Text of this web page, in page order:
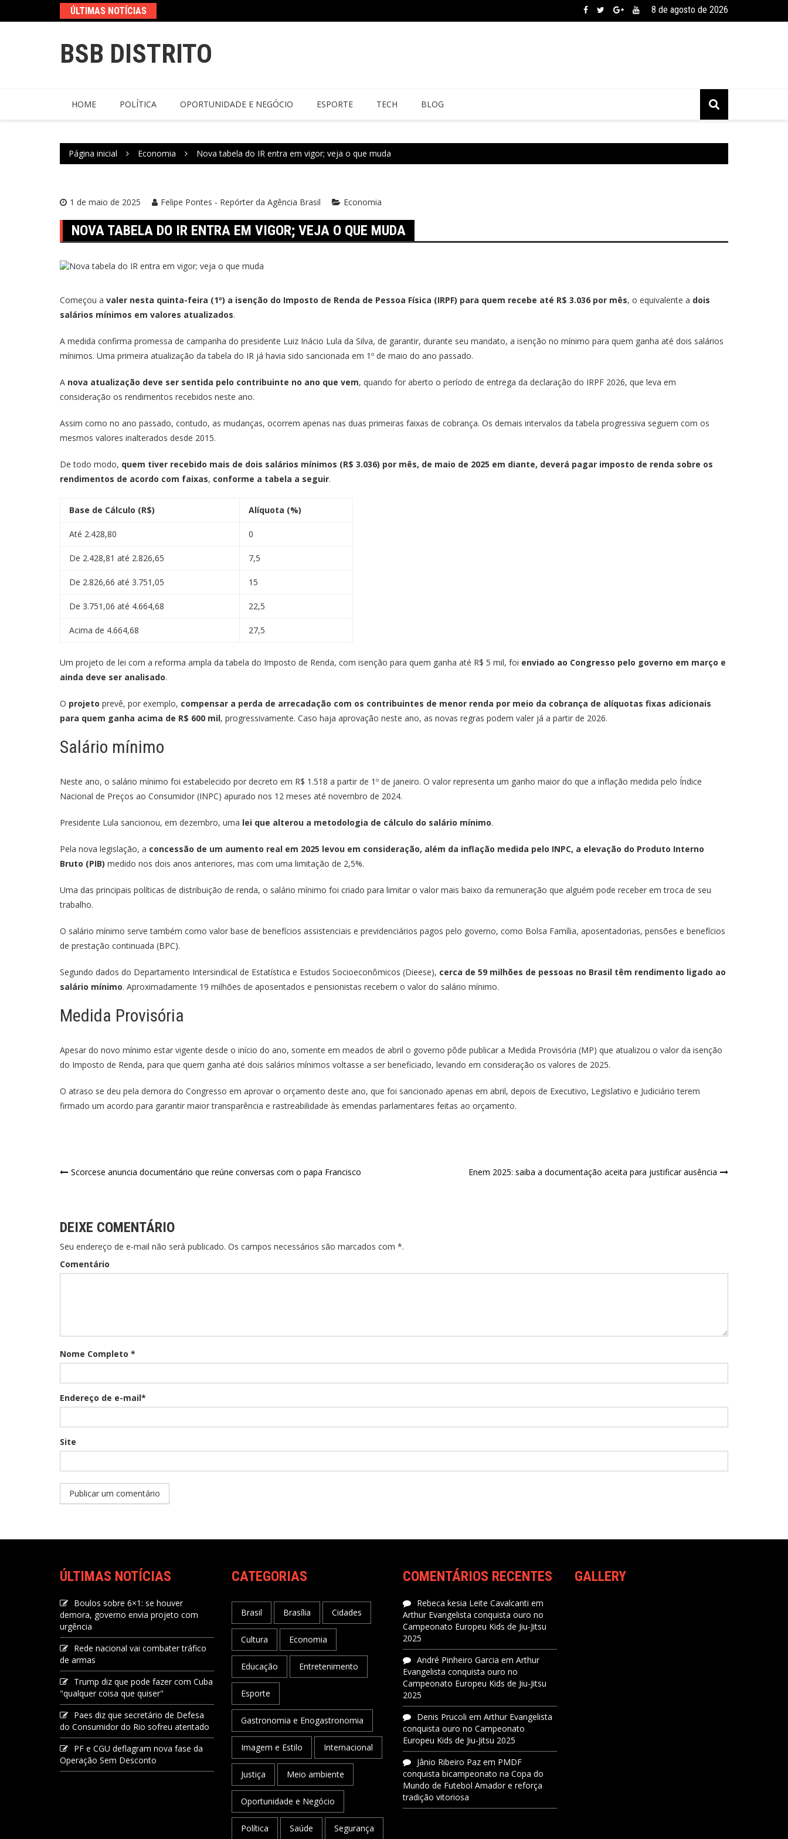
ÚLTIMAS NOTÍCIAS 8 de agosto de 2026
BSB DISTRITO
HOME POLÍTICA OPORTUNIDADE E NEGÓCIO ESPORTE TECH BLOG
Página inicial Economia Nova tabela do IR entra em vigor; veja o que muda
1 de maio de 2025 Felipe Pontes - Repórter da Agência Brasil Economia
NOVA TABELA DO IR ENTRA EM VIGOR; VEJA O QUE MUDA
Começou a valer nesta quinta-feira (1º) a isenção do Imposto de Renda de Pessoa Física (IRPF) para quem recebe até R$ 3.036 por mês, o equivalente a dois
salários mínimos em valores atualizados.
A medida confirma promessa de campanha do presidente Luiz Inácio Lula da Silva, de garantir, durante seu mandato, a isenção no mínimo para quem ganha até dois salários
mínimos. Uma primeira atualização da tabela do IR já havia sido sancionada em 1º de maio do ano passado.
A nova atualização deve ser sentida pelo contribuinte no ano que vem, quando for aberto o período de entrega da declaração do IRPF 2026, que leva em
consideração os rendimentos recebidos neste ano.
Assim como no ano passado, contudo, as mudanças, ocorrem apenas nas duas primeiras faixas de cobrança. Os demais intervalos da tabela progressiva seguem com os
mesmos valores inalterados desde 2015.
De todo modo, quem tiver recebido mais de dois salários mínimos (R$ 3.036) por mês, de maio de 2025 em diante, deverá pagar imposto de renda sobre os
rendimentos de acordo com faixas, conforme a tabela a seguir.
Base de Cálculo (R$) Alíquota (%)
Até 2.428,80 0
De 2.428,81 até 2.826,65 7,5
De 2.826,66 até 3.751,05 15
De 3.751,06 até 4.664,68 22,5
Acima de 4.664,68 27,5
Um projeto de lei com a reforma ampla da tabela do Imposto de Renda, com isenção para quem ganha até R$ 5 mil, foi enviado ao Congresso pelo governo em março e
ainda deve ser analisado.
O projeto prevê, por exemplo, compensar a perda de arrecadação com os contribuintes de menor renda por meio da cobrança de alíquotas fixas adicionais
para quem ganha acima de R$ 600 mil, progressivamente. Caso haja aprovação neste ano, as novas regras podem valer já a partir de 2026.
Salário mínimo
Neste ano, o salário mínimo foi estabelecido por decreto em R$ 1.518 a partir de 1º de janeiro. O valor representa um ganho maior do que a inflação medida pelo Índice
Nacional de Preços ao Consumidor (INPC) apurado nos 12 meses até novembro de 2024.
Presidente Lula sancionou, em dezembro, uma lei que alterou a metodologia de cálculo do salário mínimo.
Pela nova legislação, a concessão de um aumento real em 2025 levou em consideração, além da inflação medida pelo INPC, a elevação do Produto Interno
Bruto (PIB) medido nos dois anos anteriores, mas com uma limitação de 2,5%.
Uma das principais políticas de distribuição de renda, o salário mínimo foi criado para limitar o valor mais baixo da remuneração que alguém pode receber em troca de seu
trabalho.
O salário mínimo serve também como valor base de benefícios assistenciais e previdenciários pagos pelo governo, como Bolsa Família, aposentadorias, pensões e benefícios
de prestação continuada (BPC).
Segundo dados do Departamento Intersindical de Estatística e Estudos Socioeconômicos (Dieese), cerca de 59 milhões de pessoas no Brasil têm rendimento ligado ao
salário mínimo. Aproximadamente 19 milhões de aposentados e pensionistas recebem o valor do salário mínimo.
Medida Provisória
Apesar do novo mínimo estar vigente desde o início do ano, somente em meados de abril o governo pôde publicar a Medida Provisória (MP) que atualizou o valor da isenção
do Imposto de Renda, para que quem ganha até dois salários mínimos voltasse a ser beneficiado, levando em consideração os valores de 2025.
O atraso se deu pela demora do Congresso em aprovar o orçamento deste ano, que foi sancionado apenas em abril, depois de Executivo, Legislativo e Judiciário terem
firmado um acordo para garantir maior transparência e rastreabilidade às emendas parlamentares feitas ao orçamento.
Scorcese anuncia documentário que reúne conversas com o papa Francisco Enem 2025: saiba a documentação aceita para justificar ausência
DEIXE COMENTÁRIO
Seu endereço de e-mail não será publicado. Os campos necessários são marcados com *.
Comentário
Nome Completo *
Endereço de e-mail*
Site
ÚLTIMAS NOTÍCIAS
Boulos sobre 6×1: se houver
demora, governo envia projeto com
urgência
Rede nacional vai combater tráfico
de armas
Trump diz que pode fazer com Cuba
"qualquer coisa que quiser"
Paes diz que secretário de Defesa
do Consumidor do Rio sofreu atentado
PF e CGU deflagram nova fase da
Operação Sem Desconto
CATEGORIAS
Brasil Brasília Cidades
Cultura Economia
Educação Entretenimento
Esporte
Gastronomia e Enogastronomia
Imagem e Estilo Internacional
Justiça Meio ambiente
Oportunidade e Negócio
Política Saúde Segurança
COMENTÁRIOS RECENTES
Rebeca kesia Leite Cavalcanti em
Arthur Evangelista conquista ouro no
Campeonato Europeu Kids de Jiu-Jitsu
2025
André Pinheiro Garcia em Arthur
Evangelista conquista ouro no
Campeonato Europeu Kids de Jiu-Jitsu
2025
Denis Prucoli em Arthur Evangelista
conquista ouro no Campeonato
Europeu Kids de Jiu-Jitsu 2025
Jânio Ribeiro Paz em PMDF
conquista bicampeonato na Copa do
Mundo de Futebol Amador e reforça
tradição vitoriosa
GALLERY